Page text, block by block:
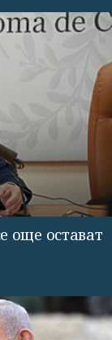
още остават